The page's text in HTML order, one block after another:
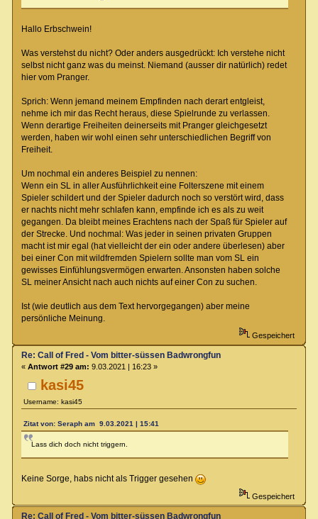
Hallo Erbschwein!
Was verstehst du nicht? Oder anders ausgedrückt: Ich verstehe nicht
selbst nicht ganz was du meinst. Niemand (ausser dir natürlich) redet
hier vom Pranger.
Sprich: Wenn jemand meinem Empfinden nach derart entgleist,
nehme ich mir das Recht heraus, diese Spielrunde zu verlassen.
Wenn derartige Freiheiten deinerseits mit Pranger gleichgesetzt
werden, haben wir wohl einen sehr unterschiedlichen Begriff von
Freiheit.
Um nochmal ein anderes Beispiel zu nennen:
Wenn ein SL in aller Ausführlichkeit eine Folterszene mit einem
Spieler schildert und der Spieler dadurch noch so verstört wird, dass
er nachts nicht mehr schlafen kann, empfinde ich es als zu weit
gegangen. Da bleibt meines Erachtens nach der Spaß für Spieler auf
der Strecke. Und nochmal: Was jeder in seinen privaten Gruppen
macht ist mir egal (hat vielleicht der ein oder andere überlesen) aber
bei einer Con mit wildfremden Spielern sollte man vom SL ein
gewisses Einfühlungsvermögen erwarten. Ansonsten haben solche
SL meiner Ansicht nach auch nichts auf einer Con zu suchen.
Ist (wie deutlich aus dem Text hervorgegangen) aber meine
persönliche Meinung.
Gespeichert
kasi45
Username: kasi45
Re: Call of Fred - Vom bitter-süssen Badwrongfun
« Antwort #29 am: 9.03.2021 | 16:23 »
Zitat von: Seraph am 9.03.2021 | 15:41
Lass dich doch nicht triggern.
Keine Sorge, habs nicht als Trigger gesehen
Gespeichert
Re: Call of Fred - Vom bitter-süssen Badwrongfun